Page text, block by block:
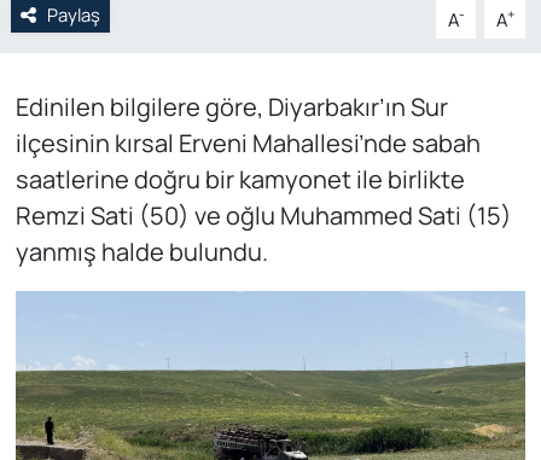
Paylaş A- A+
Edinilen bilgilere göre, Diyarbakır’ın Sur
ilçesinin kırsal Erveni Mahallesi’nde sabah
saatlerine doğru bir kamyonet ile birlikte
Remzi Sati (50) ve oğlu Muhammed Sati (15)
yanmış halde bulundu.
Siyaset
Web Tv
Yerel